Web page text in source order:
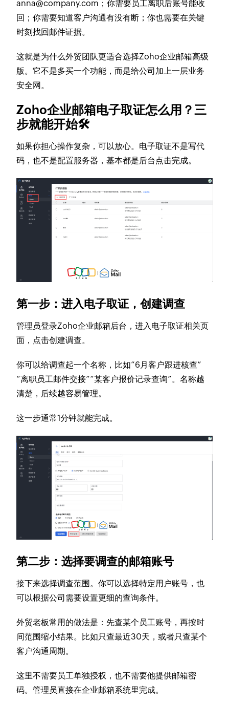
anna@company.com ；你需要员工离职后账号能收
回；你需要知道客户沟通有没有断；你也需要在关键
时刻找回邮件证据。
这就是为什么外贸团队更适合选择Zoho企业邮箱高级
版。它不是多买一个功能，而是给公司加上一层业务
安全网。
Zoho企业邮箱电子取证怎么用？三
步就能开始🛠️
如果你担心操作复杂，可以放心。电子取证不是写代
码，也不是配置服务器，基本都是后台点击完成。
第一步：进入电子取证，创建调查
管理员登录Zoho企业邮箱后台，进入电子取证相关页
面，点击创建调查。
你可以给调查起一个名称，比如“6月客户跟进核查”
“离职员工邮件交接”“某客户报价记录查询”。名称越
清楚，后续越容易管理。
这一步通常1分钟就能完成。
第二步：选择要调查的邮箱账号
接下来选择调查范围。你可以选择特定用户账号，也
可以根据公司需要设置更细的查询条件。
外贸老板常用的做法是：先查某个员工账号，再按时
间范围缩小结果。比如只查最近30天，或者只查某个
客户沟通周期。
这里不需要员工单独授权，也不需要他提供邮箱密
码。管理员直接在企业邮箱系统里完成。